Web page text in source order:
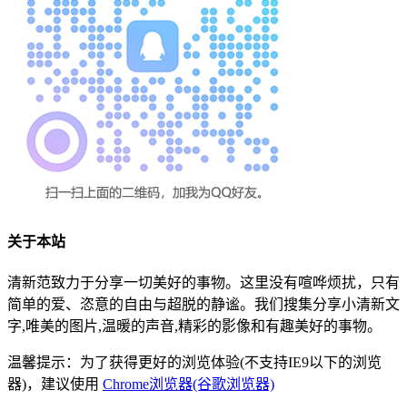
关于本站
清新范致力于分享一切美好的事物。这里没有喧哗烦扰，只有
简单的爱、恣意的自由与超脱的静谧。我们搜集分享小清新文
字,唯美的图片,温暖的声音,精彩的影像和有趣美好的事物。
温馨提示：为了获得更好的浏览体验(不支持IE9以下的浏览
器)，建议使用 Chrome浏览器(谷歌浏览器)